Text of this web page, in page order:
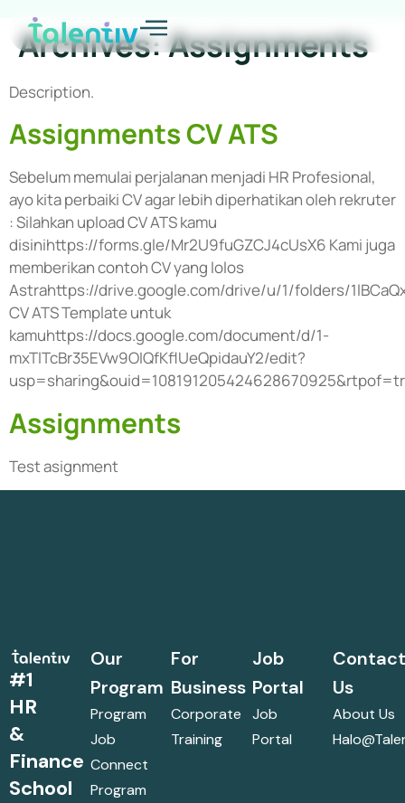
Archives:Assignments
Description.
Assignments CV ATS
Sebelum memulai perjalanan menjadi HR Profesional,
ayo kita perbaiki CV agar lebih diperhatikan oleh rekruter
: Silahkan upload CV ATS kamu
disinihttps://forms.gle/Mr2U9fuGZCJ4cUsX6 Kami juga
memberikan contoh CV yang lolos
Astrahttps://drive.google.com/drive/u/1/folders/
CV ATS Template untuk
kamuhttps://docs.google.com/document/d/1-
mxTlTcBr35EVw9OIQfKflUeQpidauY2/edit?
Assignments
Test asignment
#1
HR
&
Finance
School
Our
Program
Program
Job
Connect
Program
For
Business
Corporate
Training
Job
Portal
Job
Portal
Us
About Us